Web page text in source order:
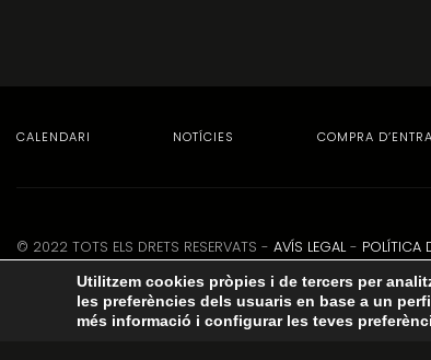
CALENDARI NOTÍCIES COMPRA
© 2022 TOTS ELS DRETS RESERVATS - AVÍS LEGAL- POLÍTICA
Utilitzem cookies pròpies i de tercers per
les preferències dels usuaris en base a un
més informació i configurar les teves